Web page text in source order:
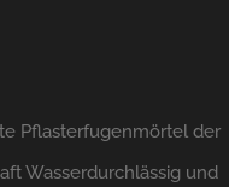
Pflasterfugenmörtel der
Wasserdurchlässig und